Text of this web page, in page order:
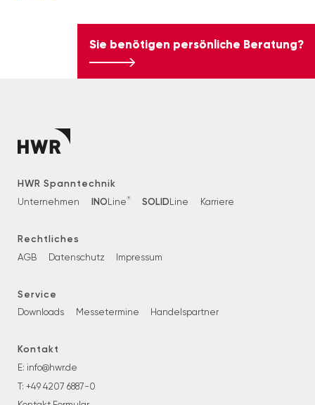
Sie benötigen persönliche Beratung?
HWR Spanntechnik
Unternehmen INO Line® SOLID Line Karriere
Rechtliches
AGB Datenschutz Impressum
Service
Downloads Messetermine Handelspartner
Kontakt
E: info@hwr.de
T: +49 4207 6887-0